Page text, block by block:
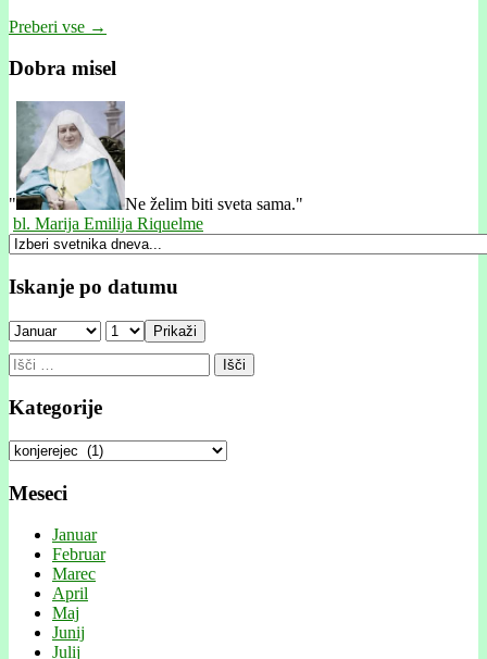
Preberi vse →
Dobra misel
"
Ne želim biti sveta sama."
bl. Marija Emilija Riquelme
Iskanje po datumu
Prikaži
Išči:
Kategorije
Kategorije
Meseci
Januar
Februar
Marec
April
Maj
Junij
Julij